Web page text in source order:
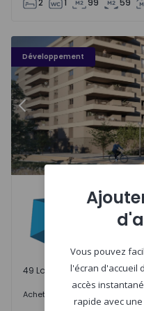
2 1 99 59
Développement
PLENO JARDIM - 3
Précédent
Águas Santas, Porto
PLENO
Águas
49 Lots disponibles
Acheter
Vous pouvez
l'écran d'accueil
accès
rapide avec